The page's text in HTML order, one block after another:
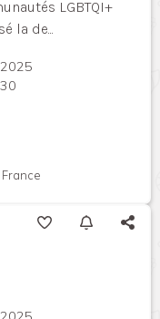
LGBTQI+
la de...